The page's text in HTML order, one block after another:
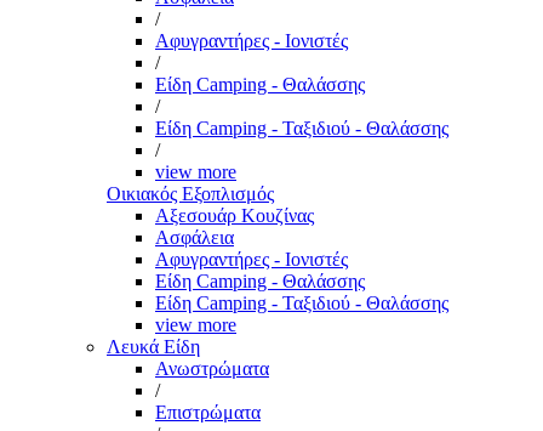
/
Αφυγραντήρες - Ιονιστές
/
Είδη Camping - Θαλάσσης
/
Είδη Camping - Ταξιδιού - Θαλάσσης
/
view more
Οικιακός Εξοπλισμός
Αξεσουάρ Κουζίνας
Ασφάλεια
Αφυγραντήρες - Ιονιστές
Είδη Camping - Θαλάσσης
Είδη Camping - Ταξιδιού - Θαλάσσης
view more
Λευκά Είδη
Ανωστρώματα
/
Επιστρώματα